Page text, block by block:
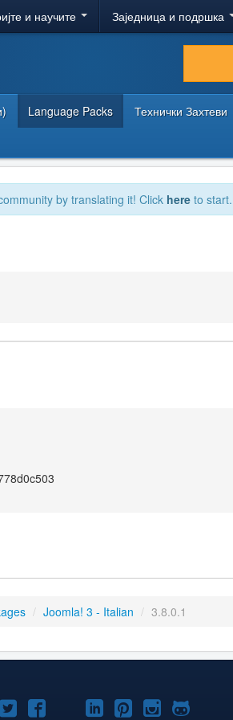
и научите Заједница и подршка
Language Packs Технички Захтеви
by translating it! Click here to start.
/ Joomla! 3 - Italian / 3.8.0.1
Joomla!Joomla!Joomla!
Joomla!Joomla!
Joomla!Joomla!